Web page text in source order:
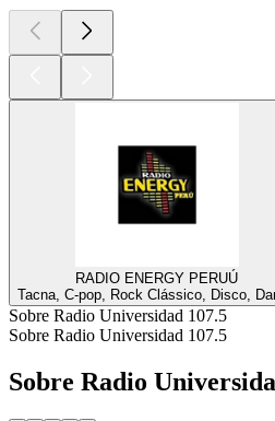
RADIO ENERGY PERUÚ
Tacna, C-pop, Rock Clássico, Disco,
Sobre Radio Universidad 107.5
Sobre Radio Universidad 107.5
Sobre Radio